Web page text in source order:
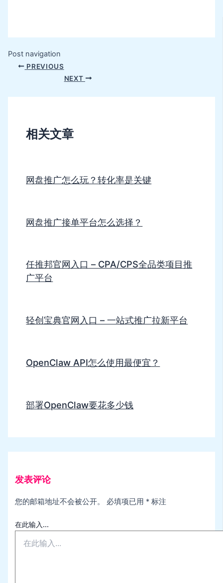
Post navigation
PREVIOUS
NEXT
相关文章
网盘推广怎么玩？转化率是关键
网盘推广接单平台怎么选择？
任推邦官网入口 – CPA/CPS全品类项目推
广平台
轻创宝典官网入口 – 一站式推广拉新平台
OpenClaw API怎么使用最便宜？
部署OpenClaw要花多少钱
发表评论
您的邮箱地址不会被公开。 必填项已用 * 标注
在此输入...